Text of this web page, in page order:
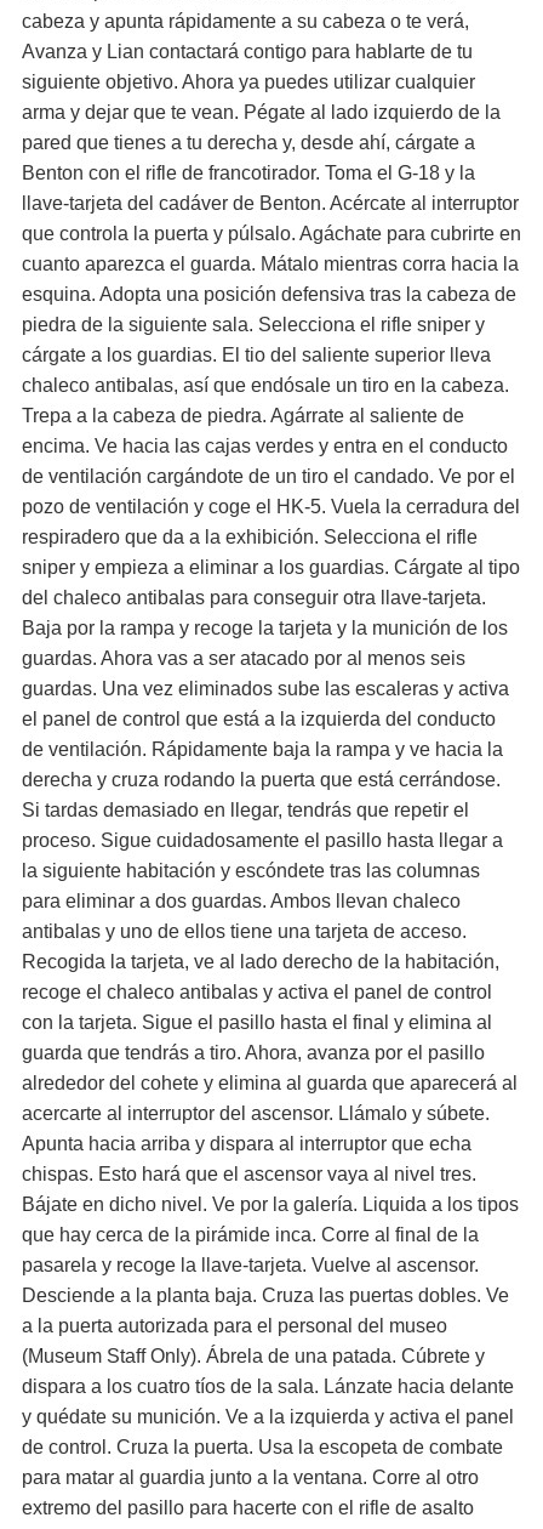
cabeza y apunta rápidamente a su cabeza o te verá,
Avanza y Lian contactará contigo para hablarte de tu
siguiente objetivo. Ahora ya puedes utilizar cualquier
arma y dejar que te vean. Pégate al lado izquierdo de la
pared que tienes a tu derecha y, desde ahí, cárgate a
Benton con el rifle de francotirador. Toma el G-18 y la
llave-tarjeta del cadáver de Benton. Acércate al interruptor
que controla la puerta y púlsalo. Agáchate para cubrirte en
cuanto aparezca el guarda. Mátalo mientras corra hacia la
esquina. Adopta una posición defensiva tras la cabeza de
piedra de la siguiente sala. Selecciona el rifle sniper y
cárgate a los guardias. El tio del saliente superior lleva
chaleco antibalas, así que endósale un tiro en la cabeza.
Trepa a la cabeza de piedra. Agárrate al saliente de
encima. Ve hacia las cajas verdes y entra en el conducto
de ventilación cargándote de un tiro el candado. Ve por el
pozo de ventilación y coge el HK-5. Vuela la cerradura del
respiradero que da a la exhibición. Selecciona el rifle
sniper y empieza a eliminar a los guardias. Cárgate al tipo
del chaleco antibalas para conseguir otra llave-tarjeta.
Baja por la rampa y recoge la tarjeta y la munición de los
guardas. Ahora vas a ser atacado por al menos seis
guardas. Una vez eliminados sube las escaleras y activa
el panel de control que está a la izquierda del conducto
de ventilación. Rápidamente baja la rampa y ve hacia la
derecha y cruza rodando la puerta que está cerrándose.
Si tardas demasiado en llegar, tendrás que repetir el
proceso. Sigue cuidadosamente el pasillo hasta llegar a
la siguiente habitación y escóndete tras las columnas
para eliminar a dos guardas. Ambos llevan chaleco
antibalas y uno de ellos tiene una tarjeta de acceso.
Recogida la tarjeta, ve al lado derecho de la habitación,
recoge el chaleco antibalas y activa el panel de control
con la tarjeta. Sigue el pasillo hasta el final y elimina al
guarda que tendrás a tiro. Ahora, avanza por el pasillo
alrededor del cohete y elimina al guarda que aparecerá al
acercarte al interruptor del ascensor. Llámalo y súbete.
Apunta hacia arriba y dispara al interruptor que echa
chispas. Esto hará que el ascensor vaya al nivel tres.
Bájate en dicho nivel. Ve por la galería. Liquida a los tipos
que hay cerca de la pirámide inca. Corre al final de la
pasarela y recoge la llave-tarjeta. Vuelve al ascensor.
Desciende a la planta baja. Cruza las puertas dobles. Ve
a la puerta autorizada para el personal del museo
(Museum Staff Only). Ábrela de una patada. Cúbrete y
dispara a los cuatro tíos de la sala. Lánzate hacia delante
y quédate su munición. Ve a la izquierda y activa el panel
de control. Cruza la puerta. Usa la escopeta de combate
para matar al guardia junto a la ventana. Corre al otro
extremo del pasillo para hacerte con el rifle de asalto